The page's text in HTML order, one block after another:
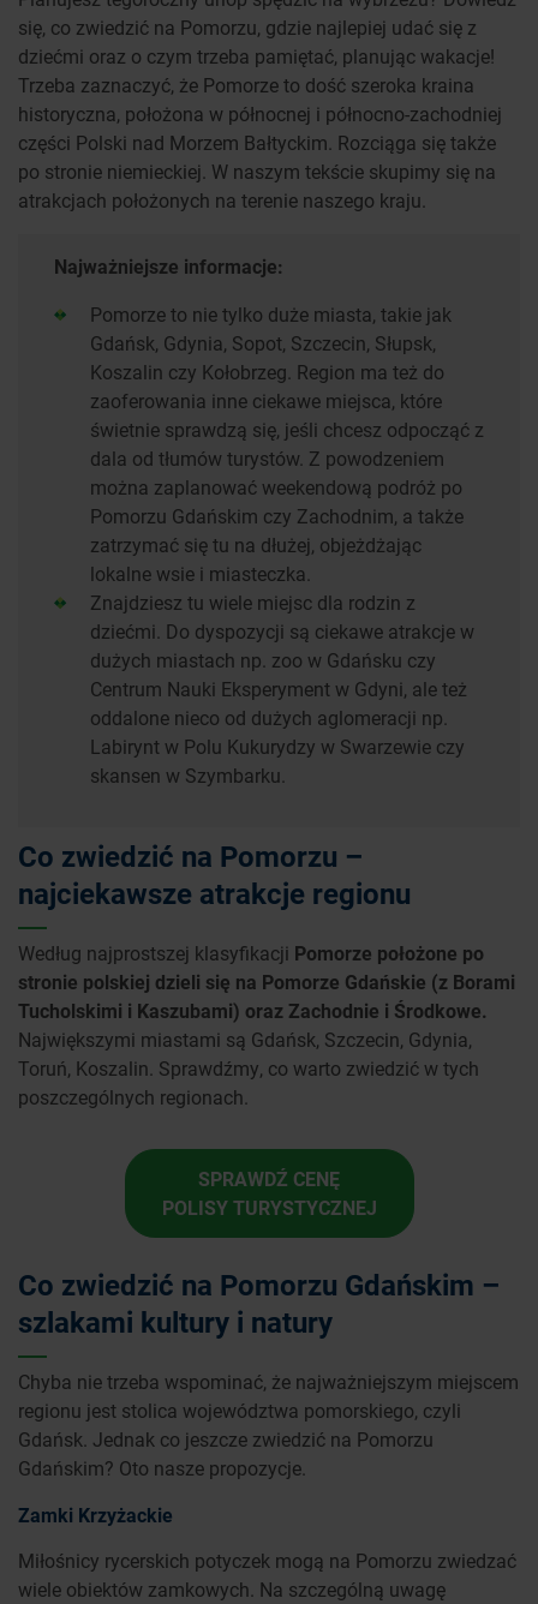
się, co zwiedzić na Pomorzu, gdzie najlepiej udać się z
dziećmi oraz o czym trzeba pamiętać, planując wakacje!
Trzeba zaznaczyć, że Pomorze to dość szeroka kraina
historyczna, położona w północnej i północno-zachodniej
części Polski nad Morzem Bałtyckim. Rozciąga się także
po stronie niemieckiej. W naszym tekście skupimy się na
atrakcjach położonych na terenie naszego kraju.
Najważniejsze informacje:
Pomorze to nie tylko duże miasta, takie jak
Gdańsk, Gdynia, Sopot, Szczecin, Słupsk,
Koszalin czy Kołobrzeg. Region ma też do
zaoferowania inne ciekawe miejsca, które
świetnie sprawdzą się, jeśli chcesz odpocząć z
dala od tłumów turystów. Z powodzeniem
można zaplanować weekendową podróż po
Pomorzu Gdańskim czy Zachodnim, a także
zatrzymać się tu na dłużej, objeżdżając
lokalne wsie i miasteczka.
Znajdziesz tu wiele miejsc dla rodzin z
dziećmi. Do dyspozycji są ciekawe atrakcje w
dużych miastach np. zoo w Gdańsku czy
Centrum Nauki Eksperyment w Gdyni, ale też
oddalone nieco od dużych aglomeracji np.
Labirynt w Polu Kukurydzy w Swarzewie czy
skansen w Szymbarku.
Co zwiedzić na Pomorzu –
najciekawsze atrakcje regionu
Według najprostszej klasyfikacji Pomorze położone po
stronie polskiej dzieli się na Pomorze Gdańskie (z Borami
Tucholskimi i Kaszubami) oraz Zachodnie i Środkowe.
Największymi miastami są Gdańsk, Szczecin, Gdynia,
Toruń, Koszalin. Sprawdźmy, co warto zwiedzić w tych
poszczególnych regionach.
SPRAWDŹ CENĘ
POLISY TURYSTYCZNEJ
Co zwiedzić na Pomorzu Gdańskim –
szlakami kultury i natury
Chyba nie trzeba wspominać, że najważniejszym miejscem
regionu jest stolica województwa pomorskiego, czyli
Gdańsk. Jednak co jeszcze zwiedzić na Pomorzu
Gdańskim? Oto nasze propozycje.
Zamki Krzyżackie
Miłośnicy rycerskich potyczek mogą na Pomorzu zwiedzać
wiele obiektów zamkowych. Na szczególną uwagę